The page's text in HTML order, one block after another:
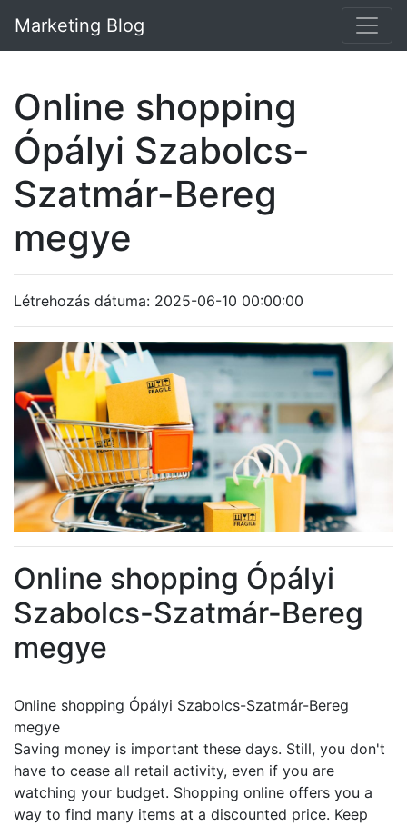
Marketing Blog
Online shopping
Ópályi Szabolcs-
Szatmár-Bereg
megye
Létrehozás dátuma: 2025-06-10 00:00:00
Online shopping Ópályi
Szabolcs-Szatmár-Bereg
megye
Online shopping Ópályi Szabolcs-Szatmár-Bereg
megye
Saving money is important these days. Still, you don't
have to cease all retail activity, even if you are
watching your budget. Shopping online offers you a
way to find many items at a discounted price. Keep